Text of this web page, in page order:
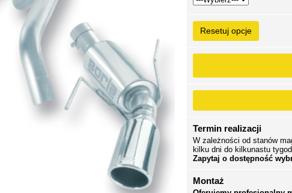
Resetuj opcje
Termin realizacji
W zależności od stanów
kilku dni do kilkunastu
Zapytaj o dostępność
Montaż